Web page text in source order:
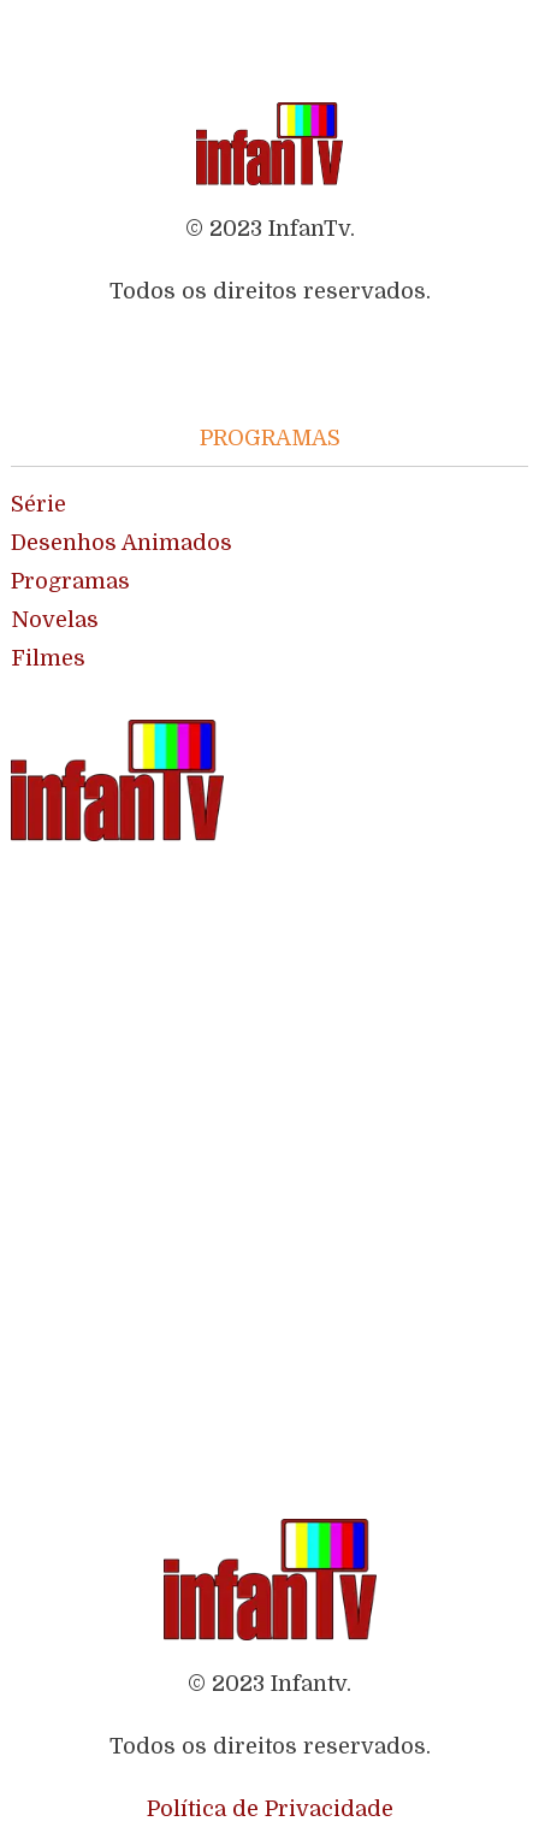
© 2023 InfanTv.
Todos os direitos reservados.
PROGRAMAS
Série
Desenhos Animados
Programas
Novelas
Filmes
© 2023 Infantv.
Todos os direitos reservados.
Política de Privacidade